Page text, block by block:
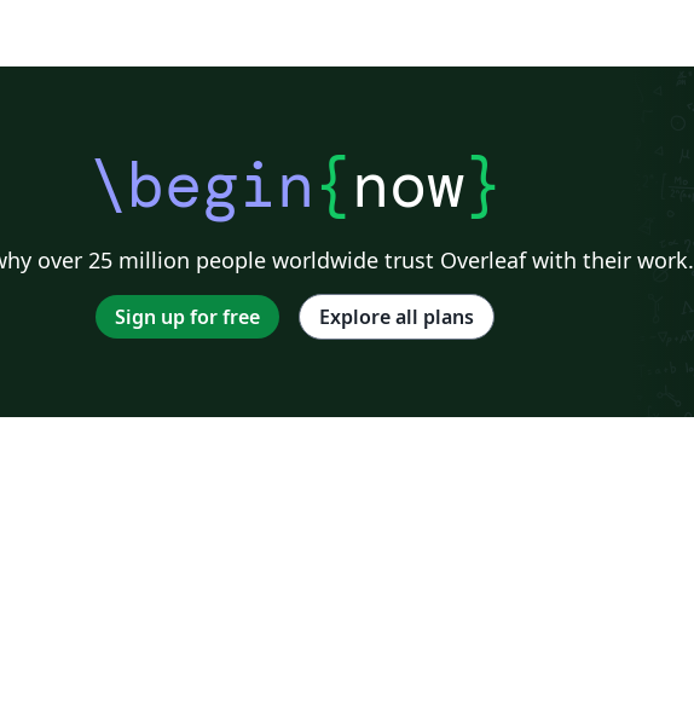
\begin{now}
over 25 million people worldwide trust Overleaf with their work.
Sign up for free Explore all plans